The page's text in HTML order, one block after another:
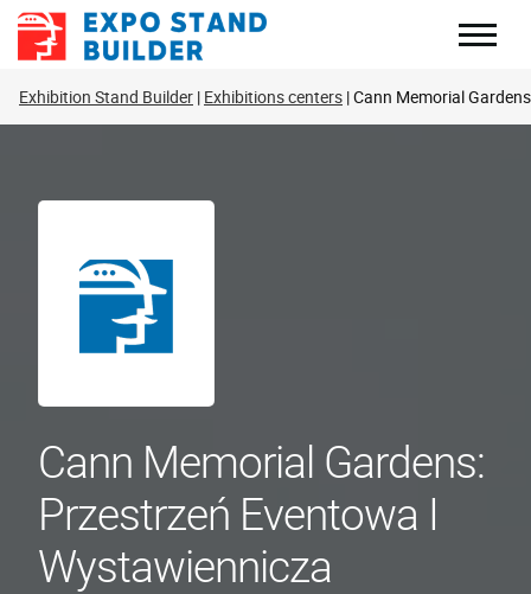
Skip
Exhibition Stand Builder Exhibitions centers Cann Memorial Gardens
Cann Memorial Gardens:
Przestrzeń Eventowa I
Wystawiennicza